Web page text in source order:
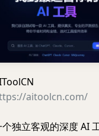
aitoolcn.com/
独立客观的深度 AI